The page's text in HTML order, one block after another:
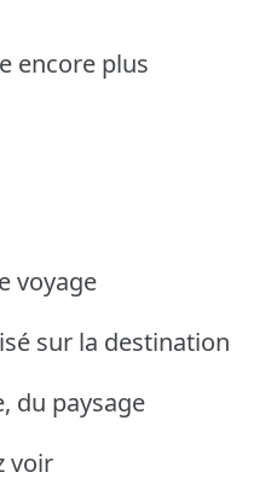
encore plus
voyage
sur la destination
du paysage
voir